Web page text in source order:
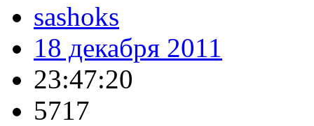
sashoks
18 декабря 2011
23:47:20
5717